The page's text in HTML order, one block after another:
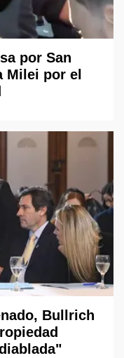
por San
Milei por el
Bullrich